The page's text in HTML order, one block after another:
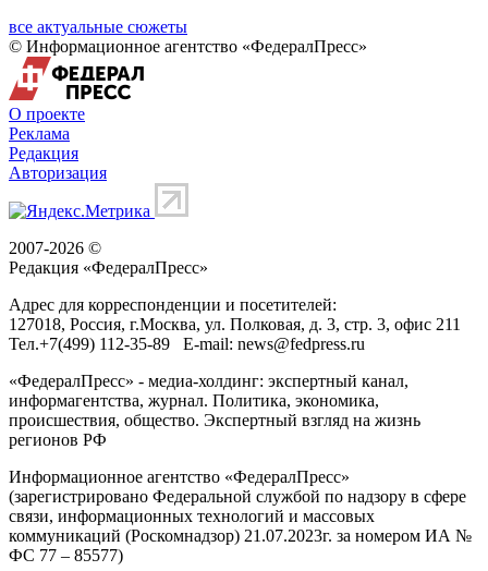
все актуальные сюжеты
© Информационное агентство «ФедералПресс»
О проекте
Реклама
Редакция
Авторизация
2007-2026 ©
Редакция «ФедералПресс»
Адрес для корреспонденции и посетителей:
127018, Россия, г.Москва, ул. Полковая, д. 3, стр. 3, офис 211
Тел.+7(499) 112-35-89 E-mail: news@fedpress.ru
«ФедералПресс» - медиа-холдинг: экспертный канал,
информагентства, журнал. Политика, экономика,
происшествия, общество. Экспертный взгляд на жизнь
регионов РФ
Информационное агентство «ФедералПресс»
(зарегистрировано Федеральной службой по надзору в сфере
связи, информационных технологий и массовых
коммуникаций (Роскомнадзор) 21.07.2023г. за номером ИА №
ФС 77 – 85577)